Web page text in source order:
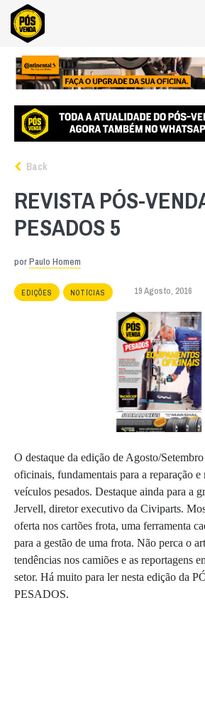
Back
REVISTA PÓS-
PESADOS 5
porPaulo Homem
EDIÇÕES NOTÍCIAS 19 Agosto, 2016
O destaque da edição de Agosto/
oficinais, fundamentais para a reparação e
veículos pesados. Destaque ainda para a
Jervell, diretor executivo da Civiparts.
oferta nos cartões frota, uma ferramenta
para a gestão de uma frota. Não perca o
tendências nos camiões e as reportagens
setor. Há muito para ler nesta edição da
PESADOS.